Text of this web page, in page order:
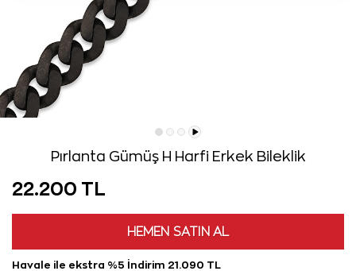
Pırlanta Gümüş H Harfi Erkek Bileklik
22.200 TL
HEMEN SATIN AL
Havale ile ekstra %5 İndirim 21.090 TL